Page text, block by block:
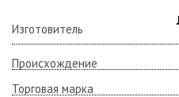
Изготовитель
Происхождение
Торговая марка